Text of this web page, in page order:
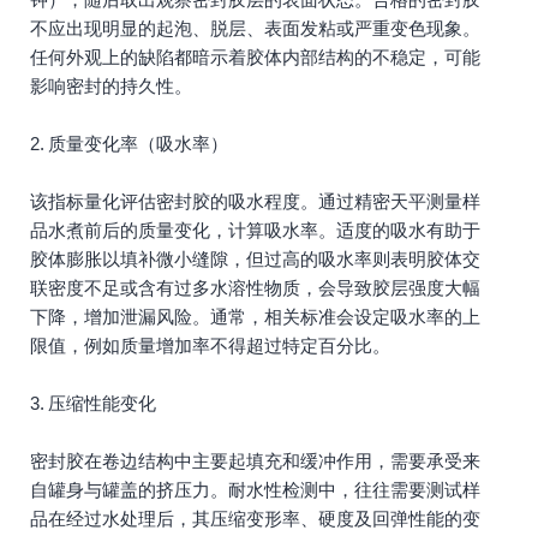
不应出现明显的起泡、脱层、表面发粘或严重变色现象。
任何外观上的缺陷都暗示着胶体内部结构的不稳定，可能
影响密封的持久性。
2. 质量变化率（吸水率）
该指标量化评估密封胶的吸水程度。通过精密天平测量样
品水煮前后的质量变化，计算吸水率。适度的吸水有助于
胶体膨胀以填补微小缝隙，但过高的吸水率则表明胶体交
联密度不足或含有过多水溶性物质，会导致胶层强度大幅
下降，增加泄漏风险。通常，相关标准会设定吸水率的上
限值，例如质量增加率不得超过特定百分比。
3. 压缩性能变化
密封胶在卷边结构中主要起填充和缓冲作用，需要承受来
自罐身与罐盖的挤压力。耐水性检测中，往往需要测试样
品在经过水处理后，其压缩变形率、硬度及回弹性能的变